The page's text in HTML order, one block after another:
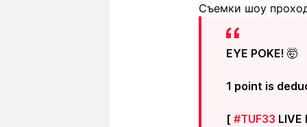
Съемки шоу
EYE POKE! 🤯
1 point is
[ #TUF33 LIVE